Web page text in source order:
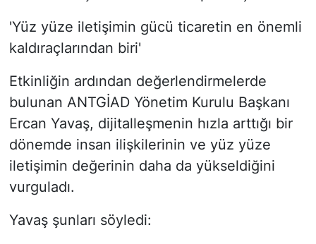
'Yüz yüze iletişimin gücü ticaretin en önemli
kaldıraçlarından biri'
Etkinliğin ardından değerlendirmelerde
bulunan ANTGİAD Yönetim Kurulu Başkanı
Ercan Yavaş, dijitalleşmenin hızla arttığı bir
dönemde insan ilişkilerinin ve yüz yüze
iletişimin değerinin daha da yükseldiğini
vurguladı.
Yavaş şunları söyledi: